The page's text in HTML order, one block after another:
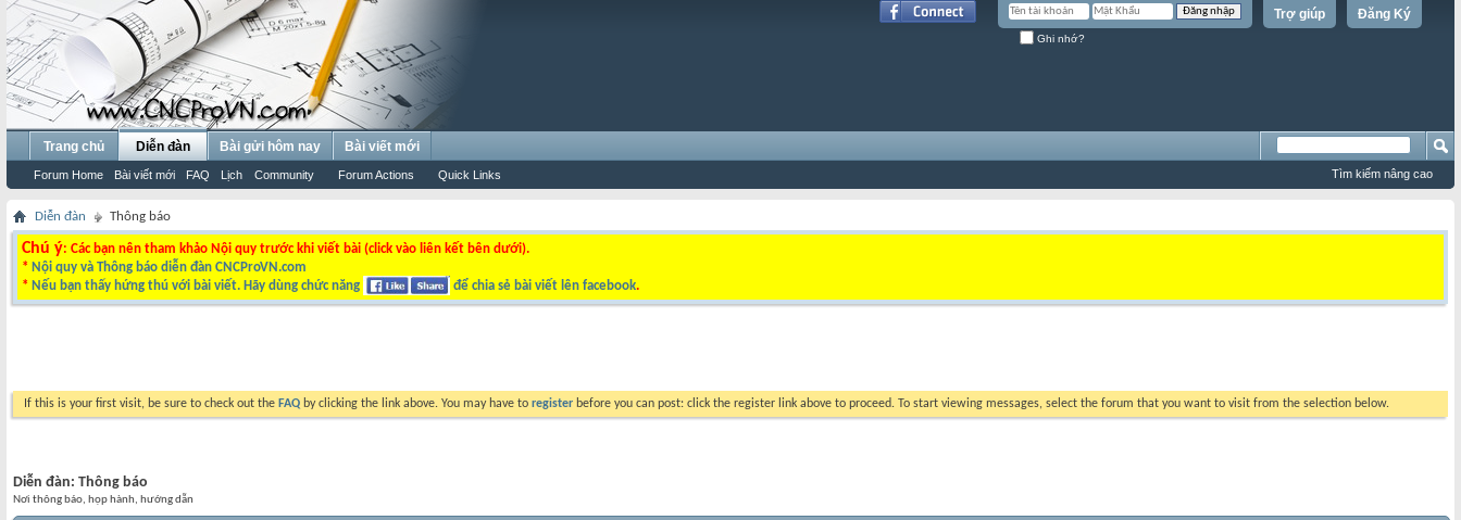
Đăng Ký
Trợ giúp
Ghi nhớ?
Trang chủ Diễn đàn
Forum Home Bài viết mới FAQ Lịch Community Forum Actions Quick Links
Bài gửi hôm nay Bài viết mới
Tìm kiếm nâng cao
Diễn đàn Thông báo
Chú ý: Các bạn nên tham khảo Nội quy trước khi viết bài (click vào liên kết bên dưới).
* Nội quy và Thông báo diễn đàn CNCProVN.com
* Nếu bạn thấy hứng thú với bài viết. Hãy dùng chức năng để chia sẻ bài viết lên facebook.
If this is your first visit, be sure to check out the FAQ by clicking the link above. You may have to register before you can post: click the register link above to proceed. To start viewing messages, select the forum that you want to visit from the selection below.
Diễn đàn: Thông báo
Nơi thông báo, họp hành, hướng dẫn